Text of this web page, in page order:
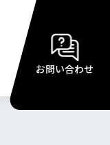
お問い合わせ